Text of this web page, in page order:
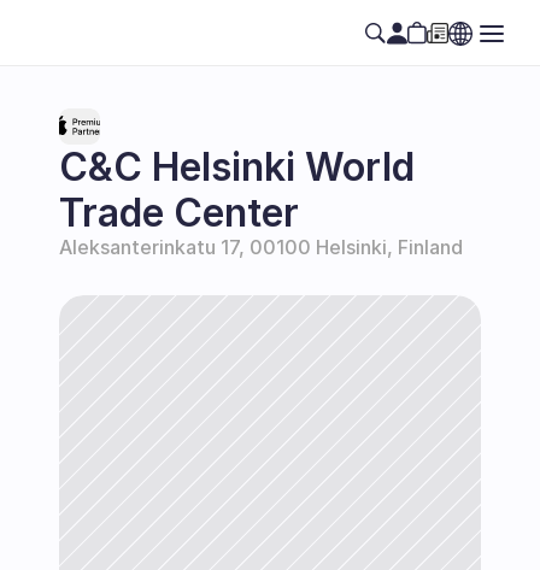
C&C Helsinki World
Trade Center
Aleksanterinkatu 17, 00100 Helsinki, Finland